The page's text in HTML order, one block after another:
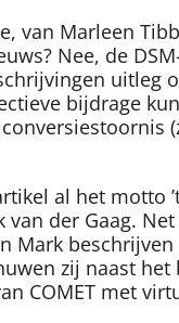
van Marleen
Nee, de
uitleg
bijdrage
al het motto
der Gaag.
Mark
zij naast
COMET met